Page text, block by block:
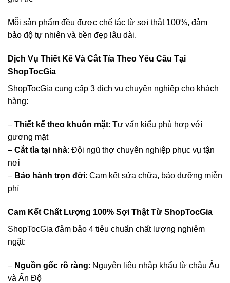
Mỗi sản phẩm đều được chế tác từ sợi thật 100%, đảm
bảo độ tự nhiên và bền đẹp lâu dài.
Dịch Vụ Thiết Kế Và Cắt Tỉa Theo Yêu Cầu Tại
ShopTocGia
ShopTocGia cung cấp 3 dịch vụ chuyên nghiệp cho khách
hàng:
– Thiết kế theo khuôn mặt: Tư vấn kiểu phù hợp với
gương mặt
– Cắt tỉa tại nhà: Đội ngũ thợ chuyên nghiệp phục vụ tận
nơi
– Bảo hành trọn đời: Cam kết sửa chữa, bảo dưỡng miễn
phí
Cam Kết Chất Lượng 100% Sợi Thật Từ ShopTocGia
ShopTocGia đảm bảo 4 tiêu chuẩn chất lượng nghiêm
ngặt:
– Nguồn gốc rõ ràng: Nguyên liệu nhập khẩu từ châu Âu
và Ấn Độ